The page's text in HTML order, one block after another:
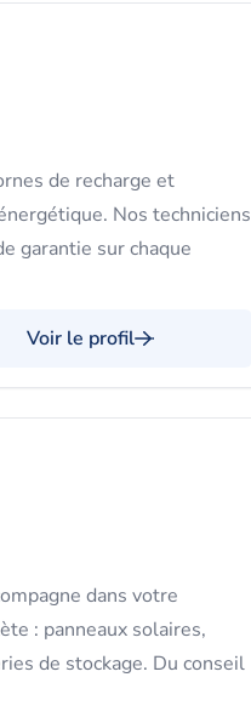
de recharge et
Nos techniciens
garantie sur chaque
Voir le profil
dans votre
: panneaux solaires,
de stockage. Du conseil